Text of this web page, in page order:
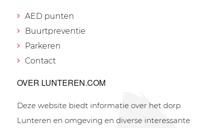
AED punten
Buurtpreventie
Parkeren
Contact
OVER LUNTEREN.COM
Deze website biedt informatie over het dorp
Lunteren en omgeving en diverse interessante